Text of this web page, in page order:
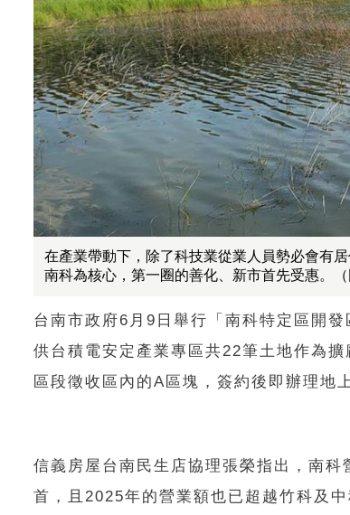
在產業帶動下，除了科技業從業人員勢必會有
南科為核心，第一圈的善化、新市首先受惠。（
台南市政府6月9日舉行「南科特定區開
供台積電安定產業專區共22筆土地作為
區段徵收區內的A區塊，簽約後即辦理地
信義房屋台南民生店協理張榮指出，南
首，且2025年的營業額也已超越竹科及